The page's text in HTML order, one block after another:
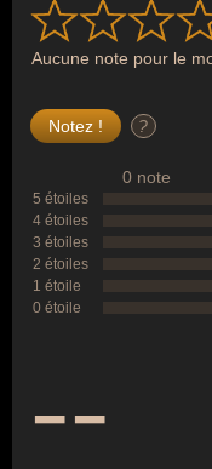
Aucune note pour le
?
0 note
5 étoiles
4 étoiles
3 étoiles
2 étoiles
1 étoile
0 étoile
--